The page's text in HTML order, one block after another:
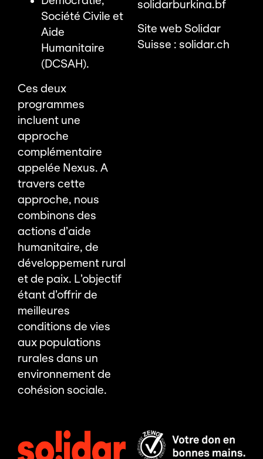
Société Civile et
Aide
Humanitaire
(DCSAH).
Ces deux
programmes
incluent une
approche
complémentaire
appelée Nexus. A
travers cette
approche, nous
combinons des
actions d’aide
humanitaire, de
développement rural
et de paix. L’objectif
étant d’offrir de
meilleures
conditions de vies
aux populations
rurales dans un
environnement de
cohésion sociale.
solidarburkina.bf
Site web Solidar
Suisse : solidar.ch